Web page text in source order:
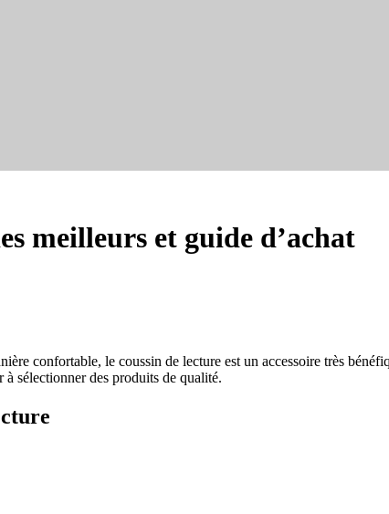
meilleurs et guide d’achat
confortable, le coussin de lecture est un accessoire très
sélectionner des produits de qualité.